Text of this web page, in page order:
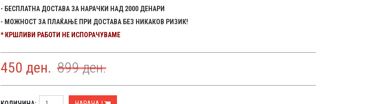
- БЕСПЛАТНА ДОСТАВА ЗА НАРАЧКИ НАД 2000 ДЕНАРИ
- МОЖНОСТ ЗА ПЛАЌАЊЕ ПРИ ДОСТАВА БЕЗ НИКАКОВ РИЗИК!
* КРШЛИВИ РАБОТИ НЕ ИСПОРАЧУВАМЕ
450 ден. 899ден.